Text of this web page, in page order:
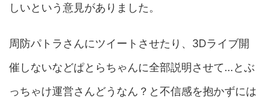
しいという意見がありました。
周防パトラさんにツイートさせたり、3Dライブ開
催しないなどぱとらちゃんに全部説明させて…とぶ
っちゃけ運営さんどうなん？と不信感を抱かずには